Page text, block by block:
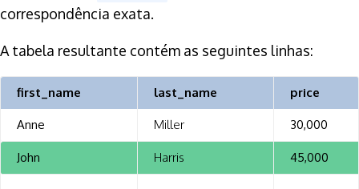
correspondência exata.
A tabela resultante contém as seguintes linhas:
first_name last_name price
Anne Miller 30,000
John Harris 45,000